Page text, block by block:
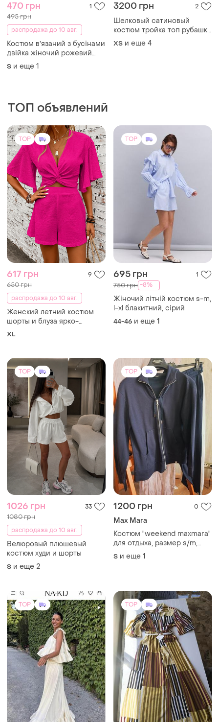
470 грн 1
495 грн
распродажа до 10 авг.
Костюм вʼязаний з бусінами
двійка жіночий рожевий
висока посадка теплий
S и еще 1
3200 грн 2
Шелковый сатиновый
костюм тройка топ рубашка
и брюки штаны
ХS и еще 4
ТОП объявлений
TOP
617 грн 9
650 грн
распродажа до 10 авг.
Женский летний костюм
шорты и блуза ярко-
розовый, легкий костюм-
повседневный
XL
TOP
695 грн 1
750 грн -8%
Жіночий літній костюм s-m,
l-xl блакитний, сірий
44-46 и еще 1
TOP
1026 грн 33
1080 грн
распродажа до 10 авг.
Велюровый плюшевый
костюм худи и шорты
S и еще 2
TOP
1200 грн 0
Max Mara
Костюм "weekend maxmara"
для отдыха, размер s/m,
рост 160см
S и еще 1
TOP TOP